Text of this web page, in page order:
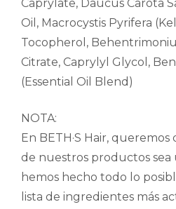
Caprylate, Daucus Carota
Oil, Macrocystis Pyrifera
Tocopherol,
Citrate, Caprylyl Glycol,
(Essential Oil Blend)
NOTA:
En BETH·S Hair,
de nuestros productos sea
hemos hecho todo lo
lista de ingredientes más